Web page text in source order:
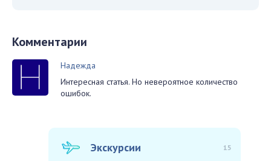
Комментарии
Надежда
Интересная статья. Но невероятное количество
ошибок.
Экскурсии 15